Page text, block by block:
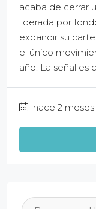
acaba de cerrar
liderada por
expandir su
el único
año. La señal es
hace 2 meses